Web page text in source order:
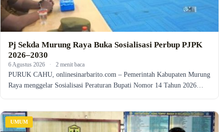
Pj Sekda Murung Raya Buka Sosialisasi Perbup PJPK
2026–2030
6 Agustus 2026 · 2 menit baca
PURUK CAHU, onlinesinarbarito.com – Pemerintah Kabupaten Murung
Raya menggelar Sosialisasi Peraturan Bupati Nomor 14 Tahun 2026…
UMUM